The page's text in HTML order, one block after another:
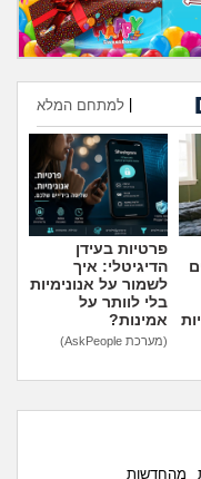
למתחם המלא
הוספת טיפ
פרטיות בעידן
הדיגיטלי: איך
לשמור על אנונימיות
בלי לוותר על
אמינות?
(מערכת AskPeople)
מהחדשות